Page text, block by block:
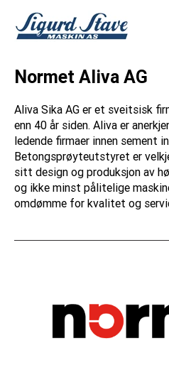
Normet Aliva AG
Aliva Sika AG er et sveitsisk
enn 40 år siden. Aliva er
ledende firmaer innen sement
Betongsprøyteutstyret er
sitt design og produksjon av
og ikke minst pålitelige
omdømme for kvalitet og